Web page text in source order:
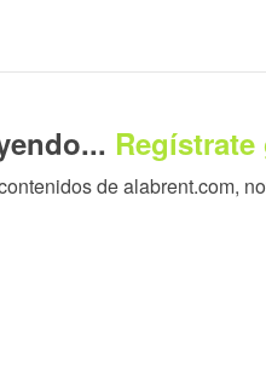
de alabrent.com,